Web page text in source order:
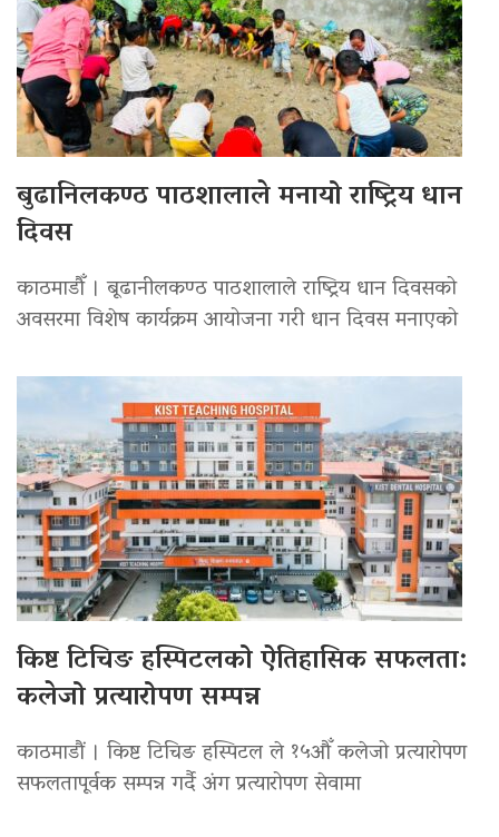
बुढानिलकण्ठ पाठशालाले मनायो राष्ट्रिय धान
दिवस
काठमाडौँ । बूढानीलकण्ठ पाठशालाले राष्ट्रिय धान दिवसको
अवसरमा विशेष कार्यक्रम आयोजना गरी धान दिवस मनाएको
किष्ट टिचिङ हस्पिटलको ऐतिहासिक सफलता:
कलेजो प्रत्यारोपण सम्पन्न
काठमाडौं । किष्ट टिचिङ हस्पिटल ले १५औँ कलेजो प्रत्यारोपण
सफलतापूर्वक सम्पन्न गर्दै अंग प्रत्यारोपण सेवामा